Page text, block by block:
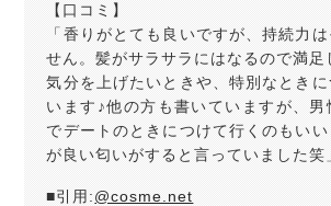
【口コミ】
「香りがとても良いですが、持続力
せん。髪がサラサラにはなるので満足
気分を上げたいときや、特別なとき
います♪他の方も書いていますが、
でデートのときにつけて行くのもい
が良い匂いがすると言っていました笑
■引用:@cosme.net